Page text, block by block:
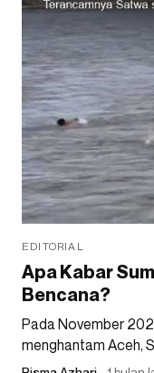
EDITORIAL
Apa Kabar
Bencana?
Pada November
menghantam Aceh,